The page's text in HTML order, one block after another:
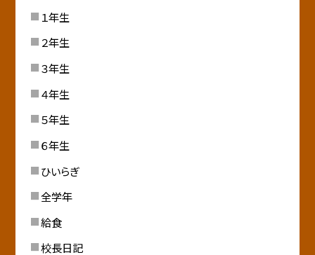
１年生
２年生
３年生
４年生
５年生
６年生
ひいらぎ
全学年
給食
校長日記